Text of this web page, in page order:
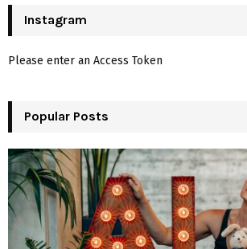
Instagram
Please enter an Access Token
Popular Posts